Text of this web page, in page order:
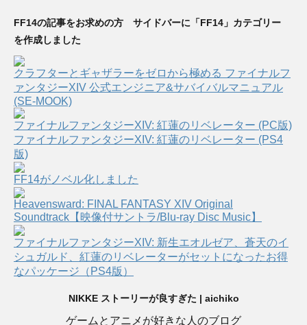
FF14の記事をお求めの方 サイドバーに「FF14」カテゴリー
を作成しました
クラフターとギャザラーをゼロから極める ファイナルフ
ァンタジーXIV 公式エンジニア&サバイバルマニュアル
(SE-MOOK)
ファイナルファンタジーXIV: 紅蓮のリベレーター (PC版)
ファイナルファンタジーXIV: 紅蓮のリベレーター (PS4
版)
FF14がノベル化しました
Heavensward: FINAL FANTASY XIV Original
Soundtrack【映像付サントラ/Blu-ray Disc Music】
ファイナルファンタジーXIV: 新生エオルゼア、蒼天のイ
シュガルド、紅蓮のリベレーターがセットになったお得
なパッケージ（PS4版）
NIKKE ストーリーが良すぎた | aichiko
ゲームとアニメが好きな人のブログ